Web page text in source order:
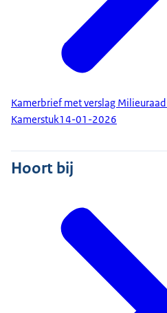
Kamerbrief met verslag
Kamerstuk14-01-2026
Hoort bij